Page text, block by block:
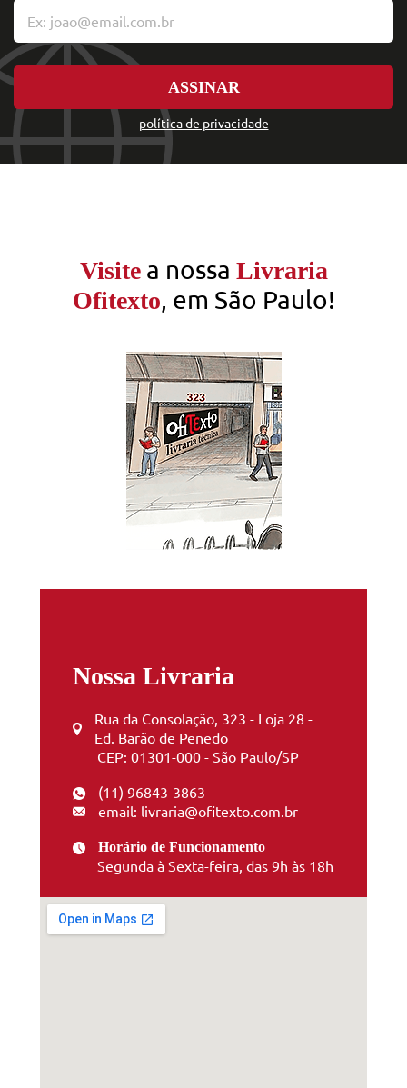
política de privacidade
ASSINAR
Visitea nossa Livraria
Ofitexto, em São Paulo!
Nossa Livraria
Rua da Consolação, 323 - Loja 28 -
Ed. Barão de Penedo
CEP: 01301-000 - São Paulo/SP
(11) 96843-3863
email: livraria@ofitexto.com.br
Horário de Funcionamento
Segunda à Sexta-feira, das 9h às 18h